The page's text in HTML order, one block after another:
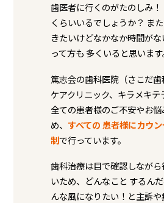
歯医者に行くのがたのしみ
くらいいるでしょうか？ ま
きたいけどなかなか時間がな
って方も 多くいると思います
篤志会の歯科医院（さこだ
ケアクリニック、キラメキ
全ての患者様のご不安やお
め、 すべての 患者様にカウ
制で行っています。
歯科治療は目で確認しなが
いため、どんなこと するん
んな風になりたい！と主訴や